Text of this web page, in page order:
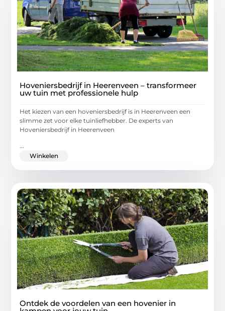
Hoveniersbedrijf in Heerenveen – transformeer
uw tuin met professionele hulp
Het kiezen van een hoveniersbedrijf is in Heerenveen een
slimme zet voor elke tuinliefhebber. De experts van
Hoveniersbedrijf in Heerenveen
...
Winkelen
Ontdek de voordelen van een hovenier in